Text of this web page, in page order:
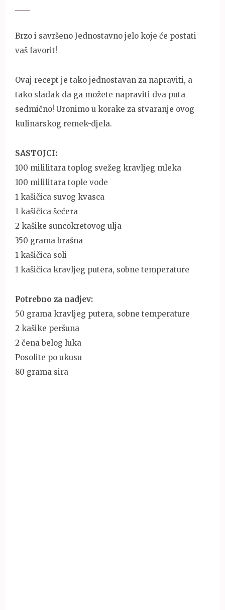
Brzo i savršeno Jednostavno jelo koje će postati
vaš favorit!
Ovaj recept je tako jednostavan za napraviti, a
tako sladak da ga možete napraviti dva puta
sedmično! Uronimo u korake za stvaranje ovog
kulinarskog remek-djela.
SASTOJCI:
100 mililitara toplog svežeg kravljeg mleka
100 mililitara tople vode
1 kašičica suvog kvasca
1 kašičica šećera
2 kašike suncokretovog ulja
350 grama brašna
1 kašičica soli
1 kašičica kravljeg putera, sobne temperature
Potrebno za nadjev:
50 grama kravljeg putera, sobne temperature
2 kašike peršuna
2 čena belog luka
Posolite po ukusu
80 grama sira